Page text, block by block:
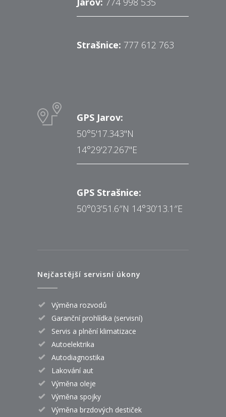
Strašnice: 777 612 763
GPS Jarov:
50°5'17.343"N
14°29'27.267"E
GPS Strašnice:
50°03’51.6″N 14°30’13.1″E
Nejčastější servisní úkony
Výměna rozvodů
Garanční prohlídka (servisní)
Servis a plnění klimatizace
Autoelektrika
Autodiagnostika
Lakování aut
Výměna oleje
Výměna spojky
Výměna brzdových destiček